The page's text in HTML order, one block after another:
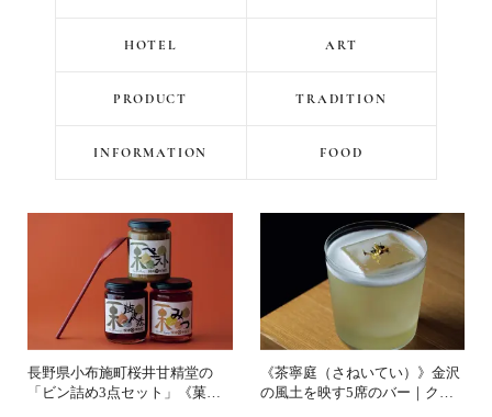
HOTEL ART
PRODUCT TRADITION
INFORMATION FOOD
長野県小布施町桜井甘精堂の
「ビン詰め3点セット」《菓子
《茶寧庭（さねいてい）》金沢
の風土を映す5席のバー｜クラ